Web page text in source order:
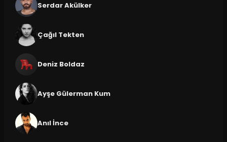
Serdar Akülker
Çağıl Tekten
Deniz Boldaz
Ayşe Gülerman Kum
Anıl İnce